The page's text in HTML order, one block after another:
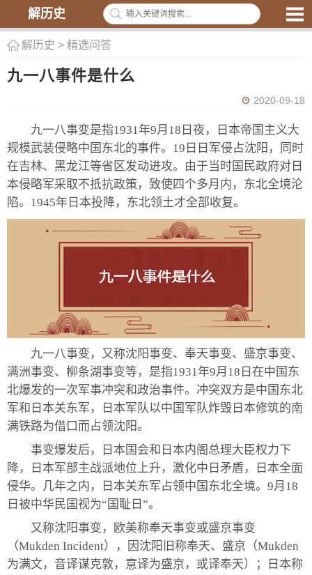
解历史
解历史 > 精选问答
九一八事件是什么
2020-09-18
九一八事变是指1931年9月18日夜，日本帝国主义大
规模武装侵略中国东北的事件。19日日军侵占沈阳，同时
在吉林、黑龙江等省区发动进攻。由于当时国民政府对日
本侵略军采取不抵抗政策，致使四个多月内，东北全境沦
陷。1945年日本投降，东北领土才全部收复。
九一八事变，又称沈阳事变、奉天事变、盛京事变、
满洲事变、柳条湖事变等，是指1931年9月18日在中国东
北爆发的一次军事冲突和政治事件。冲突双方是中国东北
军和日本关东军，日本军队以中国军队炸毁日本修筑的南
满铁路为借口而占领沈阳。
事变爆发后，日本国会和日本内阁总理大臣权力下
降，日本军部主战派地位上升，激化中日矛盾，日本全面
侵华。几年之内，日本关东军占领中国东北全境。9月18
日被中华民国视为“国耻日”。
又称沈阳事变，欧美称奉天事变或盛京事变
（Mukden Incident），因沈阳旧称奉天、盛京（Mukden
为满文，音译谋克敦，意译为盛京，或译奉天）；日本称